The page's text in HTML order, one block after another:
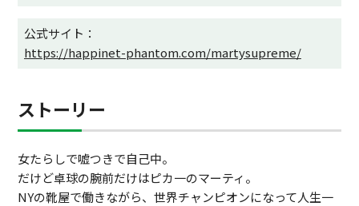
公式サイト：
https://happinet-phantom.com/martysupreme/
ストーリー
女たらしで嘘つきで自己中。
だけど卓球の腕前だけはピカ一のマーティ。
NYの靴屋で働きながら、世界チャンピオンになって人生一